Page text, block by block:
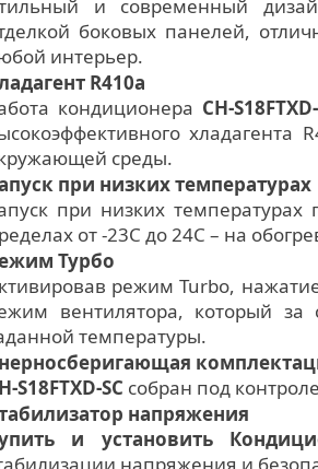
и современный
боковых панелей,
интерьер.
R410а
кондиционера CH-
среды.
при низких температурах
при низких температурах
от -23С до 24С – на
Турбо
режим Turbo,
вентилятора, который
температуры.
S18FTXD-SC собран под
напряжения
и установить